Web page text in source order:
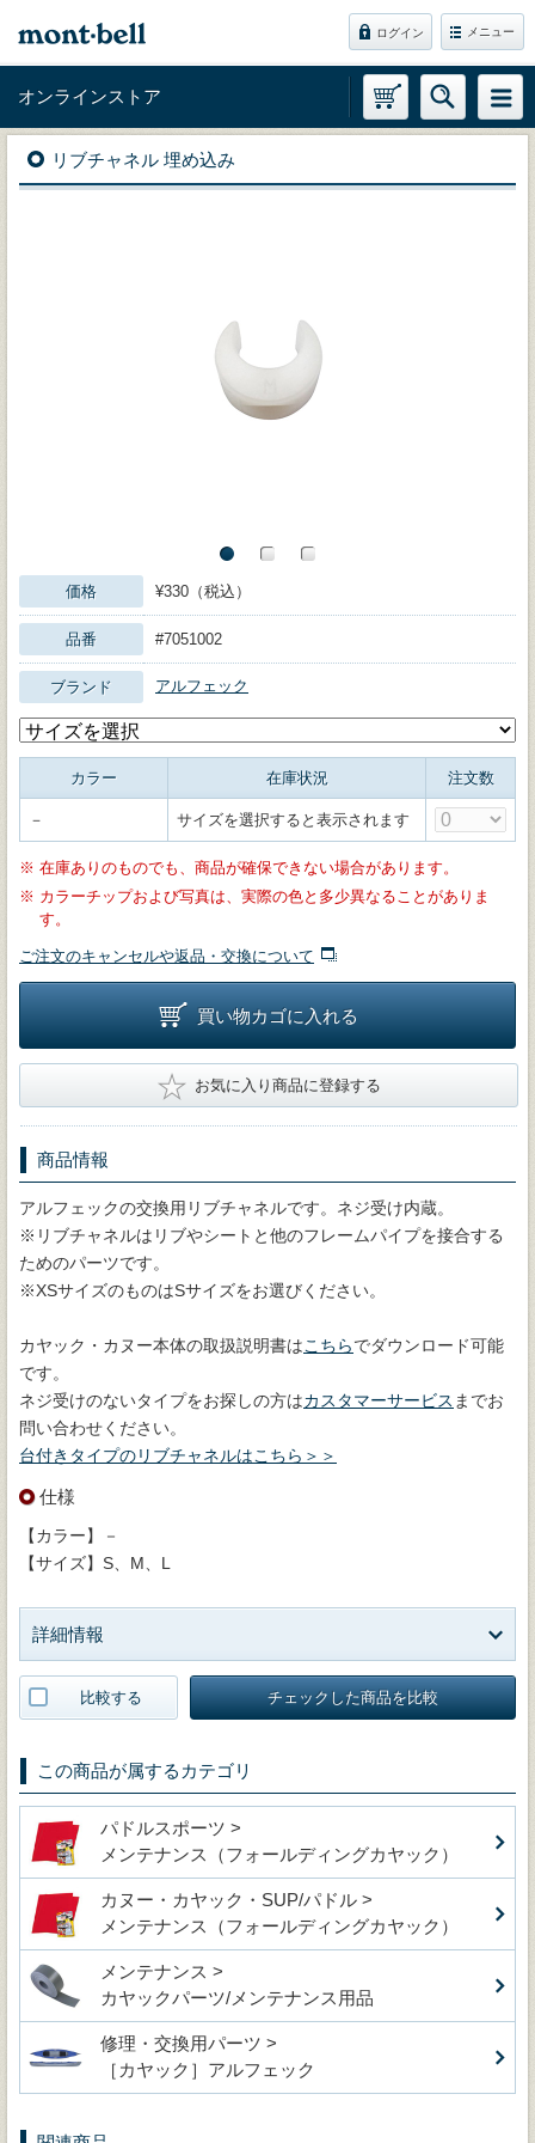
ログイン メニュー
オンラインストア
リブチャネル 埋め込み
価格 ¥330（税込）
品番 #7051002
ブランド アルフェック
カラー 在庫状況 注文数
－ サイズを選択すると表示されます
※ 在庫ありのものでも、商品が確保できない場合があります。
※ カラーチップおよび写真は、実際の色と多少異なることがありま
す。
ご注文のキャンセルや返品・交換について
買い物カゴに入れる
★ お気に入り商品に登録する
商品情報
アルフェックの交換用リブチャネルです。ネジ受け内蔵。
※リブチャネルはリブやシートと他のフレームパイプを接合する
ためのパーツです。
※XSサイズのものはSサイズをお選びください。
カヤック・カヌー本体の取扱説明書はこちらでダウンロード可能
です。
ネジ受けのないタイプをお探しの方はカスタマーサービス までお
問い合わせください。
台付きタイプのリブチャネルはこちら＞＞
仕様
【カラー】－
【サイズ】S、M、L
詳細情報
比較する チェックした商品を比較
この商品が属するカテゴリ
パドルスポーツ >
メンテナンス（フォールディングカヤック）
カヌー・カヤック・SUP/パドル >
メンテナンス（フォールディングカヤック）
メンテナンス >
カヤックパーツ/メンテナンス用品
修理・交換用パーツ >
［カヤック］アルフェック